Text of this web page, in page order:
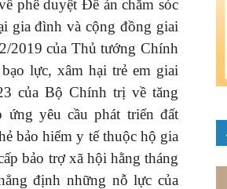
phê duyệt Đề án chăm sóc
gia đình và cộng đồng giai
2019 của Thủ tướng Chính
lực, xâm hại trẻ em giai
của Bộ Chính trị về tăng
ứng yêu cầu phát triển đất
bảo hiểm y tế thuộc hộ gia
bảo trợ xã hội hằng tháng
định những nỗ lực của